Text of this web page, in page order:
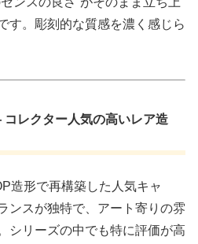
す。彫刻的な質感を濃く感じら
レクター人気の高いレア造
造形で再構築した人気キャ
ンスが独特で、アート寄りの雰
シリーズの中でも特に評価が高